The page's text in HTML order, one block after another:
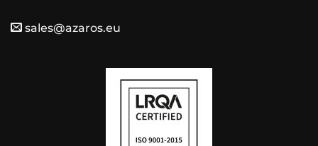
sales@azaros.eu